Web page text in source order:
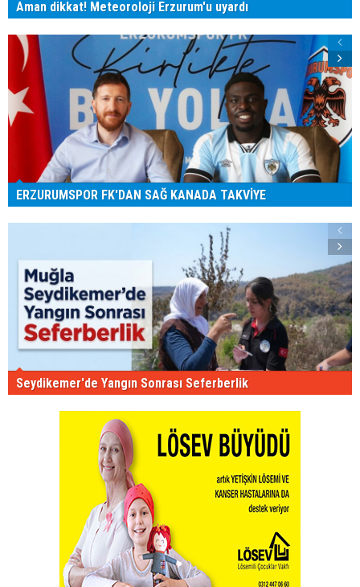
Aman dikkat! Meteoroloji Erzurum'u uyardı
ERZURUMSPOR FK'DAN SAĞ KANADA TAKVİYE
Seydikemer'de Yangın Sonrası Seferberlik